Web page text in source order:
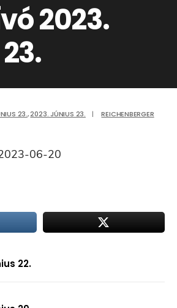
2023.
23.,2023. JÚNIUS 23. |
REICHENBERGER
06-20
22.